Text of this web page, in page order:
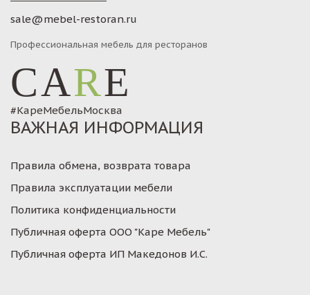
sale@mebel-restoran.ru
Профессиональная мебель для ресторанов
CARE
#КареМебельМосква
ВАЖНАЯ ИНФОРМАЦИЯ
Правила обмена, возврата товара
Правила эксплуатации мебели
Политика конфиденциальности
Публичная оферта ООО "Каре Мебель"
Публичная оферта ИП Македонов И.С.